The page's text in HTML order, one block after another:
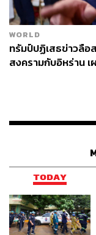
WORLD
ทรัมป์ปฏิเสธข่าวลือ
สงครามกับอิหร่าน
TODAY